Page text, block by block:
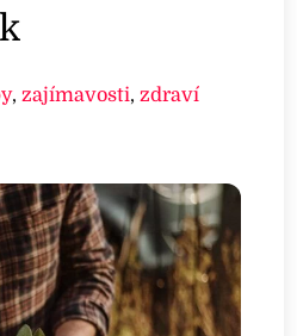
,zajímavosti,zdraví